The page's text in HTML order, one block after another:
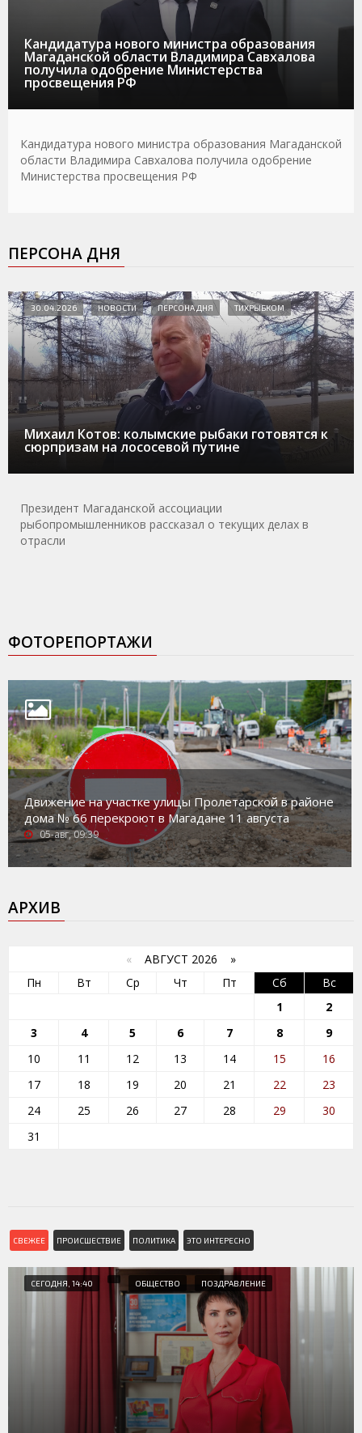
Кандидатура нового министра образования
Магаданской области Владимира Савхалова
получила одобрение Министерства
просвещения РФ
Кандидатура нового министра образования Магаданской
области Владимира Савхалова получила одобрение
Министерства просвещения РФ
ПЕРСОНА ДНЯ
Михаил Котов: колымские рыбаки готовятся к
сюрпризам на лососевой путине
30.04.2026 НОВОСТИ ПЕРСОНА ДНЯ ТИХРЫБКОМ
Президент Магаданской ассоциации
рыбопромышленников рассказал о текущих делах в
отрасли
ФОТОРЕПОРТАЖИ
Движение на участке улицы Пролетарской в районе
дома № 66 перекроют в Магадане 11 августа
05-авг, 09:39
АРХИВ
« АВГУСТ 2026 »
Пн
Вт Ср Чт Пт Сб
Вс
1
2
3
4 5 6 7 8
9
10
11 12 13 14 15
16
17
18 19 20 21 22
23
24
25 26 27 28 29
30
31
СВЕЖЕЕ ПРОИСШЕСТВИЕ ПОЛИТИКА ЭТО ИНТЕРЕСНО
СЕГОДНЯ, 14:40 ОБЩЕСТВО ПОЗДРАВЛЕНИЕ